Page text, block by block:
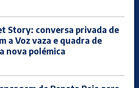
Story: conversa privada de
a Voz vaza e quadra de
nova polémica